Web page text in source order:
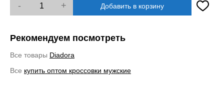
- + Добавить в корзину
Рекомендуем посмотреть
Все товары Diadora
Все купить оптом кроссовки мужские